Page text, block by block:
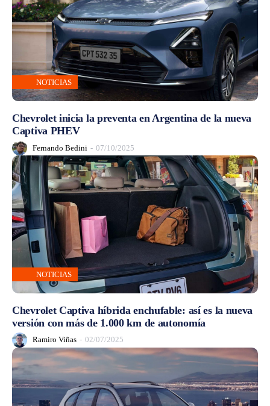
NOTICIAS
Chevrolet inicia la preventa en Argentina de la nueva
Captiva PHEV
Fernando Bedini - 07/10/2025
NOTICIAS
Chevrolet Captiva híbrida enchufable: así es la nueva
versión con más de 1.000 km de autonomía
Ramiro Viñas - 02/07/2025